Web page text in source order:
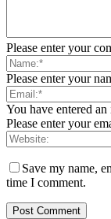
Please enter your
Please enter your
You have entered
Please enter your
Save my name,
time I comment.